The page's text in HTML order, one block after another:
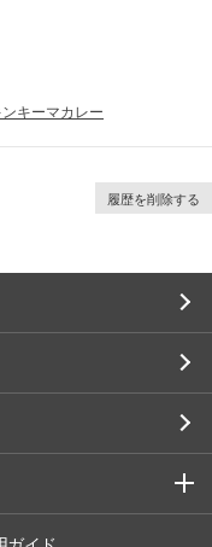
キーマカレー
履歴を削除する